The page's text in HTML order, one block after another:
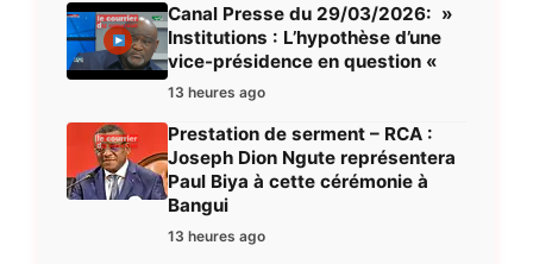
Canal Presse du 29/03/2026: »
Institutions : L’hypothèse d’une
vice-présidence en question «
13 heures ago
Prestation de serment – RCA :
Joseph Dion Ngute représentera
Paul Biya à cette cérémonie à
Bangui
13 heures ago